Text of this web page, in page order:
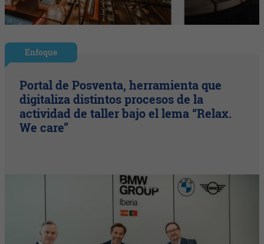
Enfoque
Portal de Posventa, herramienta que
digitaliza distintos procesos de la
actividad de taller bajo el lema “Relax.
We care”